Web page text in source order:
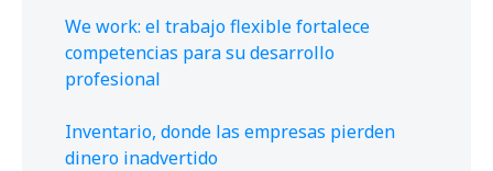
We work: el trabajo flexible fortalece
competencias para su desarrollo
profesional
Inventario, donde las empresas pierden
dinero inadvertido